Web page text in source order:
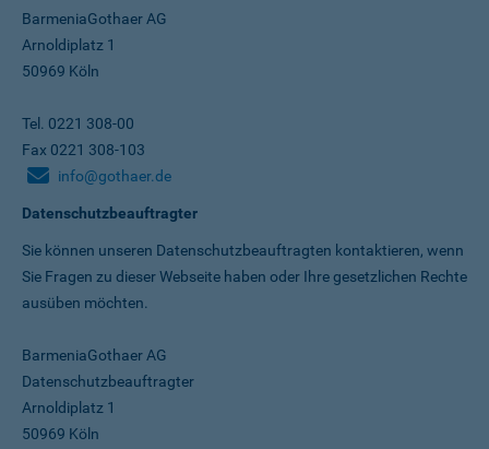
BarmeniaGothaer AG
Arnoldiplatz 1
50969 Köln
Tel. 0221 308-00
Fax 0221 308-103
info@gothaer.de
Datenschutzbeauftragter
Sie können unseren Datenschutz­beauftragten kontaktieren, wenn
Sie Fragen zu dieser Webseite haben oder Ihre gesetzlichen Rechte
ausüben möchten.
BarmeniaGothaer AG
Datenschutzbeauftragter
Arnoldiplatz 1
50969 Köln